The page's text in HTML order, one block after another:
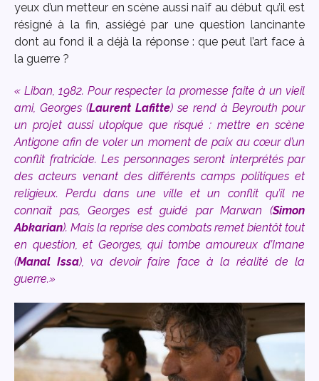
yeux d’un metteur en scène aussi naïf au début qu’il est
résigné à la fin, assiégé par une question lancinante
dont au fond il a déjà la réponse : que peut l’art face à
la guerre ?
« Liban, 1982. Pour respecter la promesse faite à un vieil
ami, Georges (Laurent Lafitte) se rend à Beyrouth pour
un projet aussi utopique que risqué : mettre en scène
Antigone afin de voler un moment de paix au cœur d’un
conflit fratricide. Les personnages seront interprétés par
des acteurs venant des différents camps politiques et
religieux. Perdu dans une ville et un conflit qu’il ne
connaît pas, Georges est guidé par Marwan (Simon
Abkarian). Mais la reprise des combats remet bientôt tout
en question, et Georges, qui tombe amoureux d’Imane
(Manal Issa), va devoir faire face à la réalité de la
guerre.»